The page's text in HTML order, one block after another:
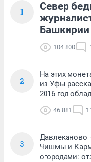
1
Север
Башкирии
104 800
2
На этих
из Уфы
2016 год
46 881 11
3
Давлеканово
Чишмы и
огородами: